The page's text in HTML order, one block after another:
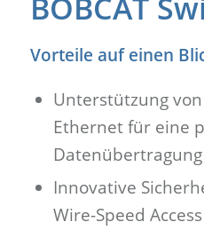
Vorteile auf einen
Unterstützung von
Ethernet für eine
Datenübertragung
Innovative
Wire-Speed